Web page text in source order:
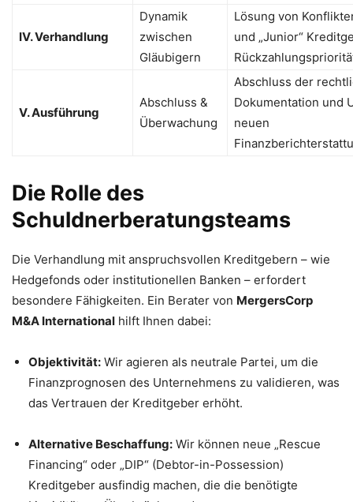
IV. Verhandlung
Dynamik
zwischen
Gläubigern
Lösung von
und „Junior“
V. Ausführung
Abschluss &
Überwachung
Abschluss der
Dokumentation und
neuen
Die Rolle des
Schuldnerberatungsteams
Die Verhandlung mit anspruchsvollen Kreditgebern – wie
Hedgefonds oder institutionellen Banken – erfordert
besondere Fähigkeiten. Ein Berater von MergersCorp
M&A International hilft Ihnen dabei:
Objektivität: Wir agieren als neutrale Partei, um die
Finanzprognosen des Unternehmens zu validieren, was
das Vertrauen der Kreditgeber erhöht.
Alternative Beschaffung: Wir können neue „Rescue
Financing“ oder „DIP“ (Debtor-in-Possession)
Kreditgeber ausfindig machen, die die benötigte